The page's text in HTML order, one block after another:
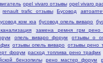
opel vivaro отзывы opel vivaro
renault trafic отзывы Бусовод
ком юа бусовод опель виваро
замена ремня грм рено
опель виваро форум
отзывы о
отзывы опель виваро отзывы рено
форум расход топлива рено трафик
бензопилы
рено мастер форум